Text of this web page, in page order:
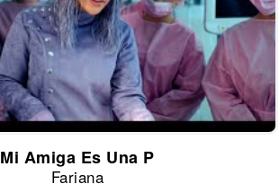
Mi Amiga Es Una P
Fariana